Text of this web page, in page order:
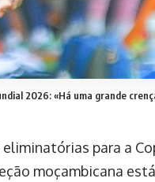
2026: «Há uma grande
para a
moçambicana